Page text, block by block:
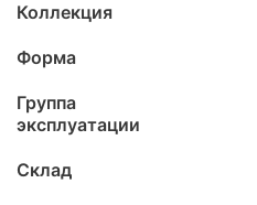
Коллекция
Форма
Группа
эксплуатации
Склад